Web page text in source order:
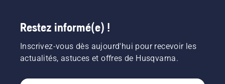
Restez informé(e) !
Inscrivez-vous dès aujourd'hui pour recevoir les
actualités, astuces et offres de Husqvarna.